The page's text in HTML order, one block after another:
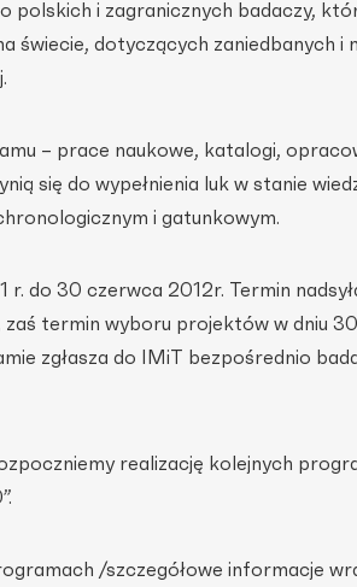
polskich i zagranicznych badaczy,
świecie, dotyczących zaniedbanych i
– prace naukowe, katalogi,
się do wypełnienia luk w stanie
i gatunkowym.
do 30 czerwca 2012r. Termin
zaś termin wyboru projektów w dniu
zgłasza do IMiT bezpośrednio
realizację kolejnych
/szczegółowe informacje